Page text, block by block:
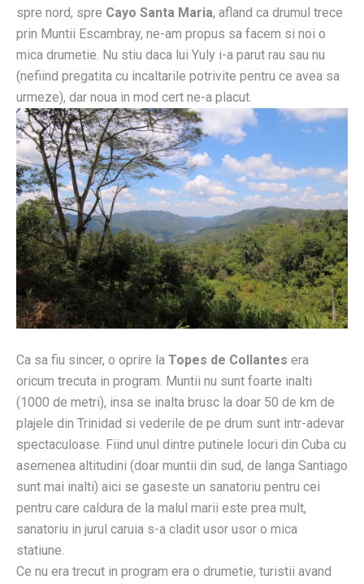
spre nord, spre Cayo Santa Maria, afland ca drumul trece
prin Muntii Escambray, ne-am propus sa facem si noi o
mica drumetie. Nu stiu daca lui Yuly i-a parut rau sau nu
(nefiind pregatita cu incaltarile potrivite pentru ce avea sa
urmeze), dar noua in mod cert ne-a placut.
Ca sa fiu sincer, o oprire la Topes de Collantes era
oricum trecuta in program. Muntii nu sunt foarte inalti
(1000 de metri), insa se inalta brusc la doar 50 de km de
plajele din Trinidad si vederile de pe drum sunt intr-adevar
spectaculoase. Fiind unul dintre putinele locuri din Cuba cu
asemenea altitudini (doar muntii din sud, de langa Santiago
sunt mai inalti) aici se gaseste un sanatoriu pentru cei
pentru care caldura de la malul marii este prea mult,
sanatoriu in jurul caruia s-a cladit usor usor o mica
statiune.
Ce nu era trecut in program era o drumetie, turistii avand